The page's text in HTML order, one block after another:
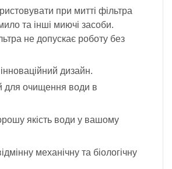
при митті фільтра
та інші миючі засоби.
не допускає роботу без
дизайн.
для очищення води в
якість води у вашому
механічну та біологічну